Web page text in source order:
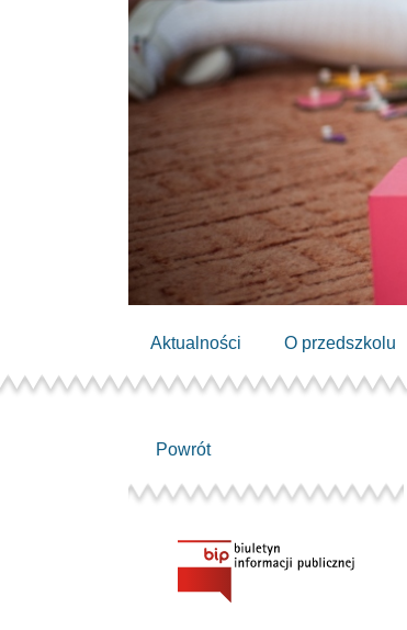
Aktualności O przedszkolu
Powrót